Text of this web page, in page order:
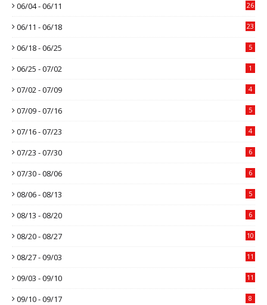
06/04 - 06/11 26
06/11 - 06/18 23
06/18 - 06/25 5
06/25 - 07/02 1
07/02 - 07/09 4
07/09 - 07/16 5
07/16 - 07/23 4
07/23 - 07/30 6
07/30 - 08/06 6
08/06 - 08/13 5
08/13 - 08/20 6
08/20 - 08/27 10
08/27 - 09/03 11
09/03 - 09/10 11
09/10 - 09/17 8